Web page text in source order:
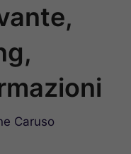
Caruso